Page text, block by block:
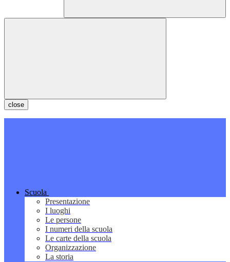
close
Scuola
Presentazione
I luoghi
Le persone
I numeri della scuola
Le carte della scuola
Organizzazione
La storia